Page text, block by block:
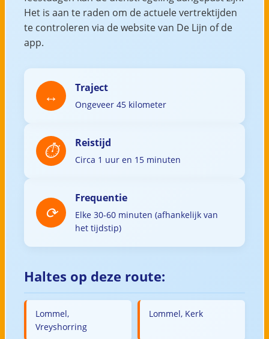
Het is aan te raden om de actuele vertrektijden
te controleren via de website van De Lijn of de
app.
Traject
Ongeveer 45 kilometer
Reistijd
Circa 1 uur en 15 minuten
Frequentie
Elke 30-60 minuten (afhankelijk van
het tijdstip)
Haltes op deze route:
Lommel,
Vreyshorring
Lommel, Kerk